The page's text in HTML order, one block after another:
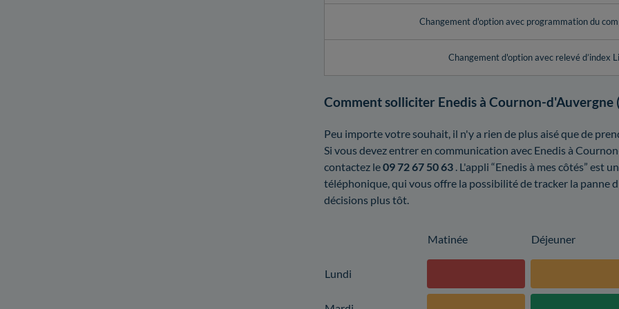
Changement d'option avec programmation du
Changement d'option avec relevé d’index
Comment solliciter Enedis à Cournon-d'Auvergne
Peu importe votre souhait, il n'y a rien de plus aisé que de
Si vous devez entrer en communication avec Enedis à
contactez le09 72 67 50 63 . L'appli “Enedis à mes côtés”
téléphonique, qui vous offre la possibilité de tracker la panne
décisions plus tôt.
Matinée Déjeuner
Lundi